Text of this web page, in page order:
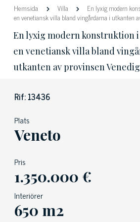
Hemsida Villa
En lyxig modern
en venetiansk villa bland vingårdarna i utkanten
En lyxig modern konstruktion
en venetiansk villa bland
utkanten av provinsen Venedig
Rif: 13436
Plats
Veneto
Pris
1.350.000 €
Interiörer
650 m2